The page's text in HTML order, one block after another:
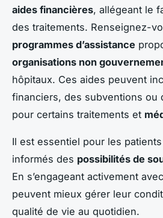
aides financières, allégeant le
des traitements. Renseignez-
programmes d’assistance
organisations non
hôpitaux. Ces aides peuvent
financiers, des subventions ou
pour certains traitements et
Il est essentiel pour les
informés des possibilités de
En s’engageant activement
peuvent mieux gérer leur
qualité de vie au quotidien.